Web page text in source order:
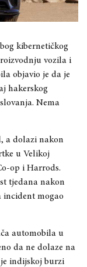
kibernetičkog
vozila i
objavio je da je
hakerskog
Nema
a dolazi nakon
u Velikoj
op i Harrods.
tjedana nakon
incident mogao
automobila u
da ne dolaze na
indijskoj burzi